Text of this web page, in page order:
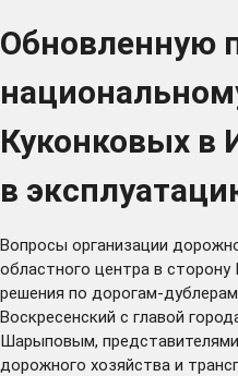
Обновленную
Куконковых в
в
Вопросы организации
областного центра в
решения по дорогам-
Воскресенский с главой
Шарыповым,
дорожного хозяйства и